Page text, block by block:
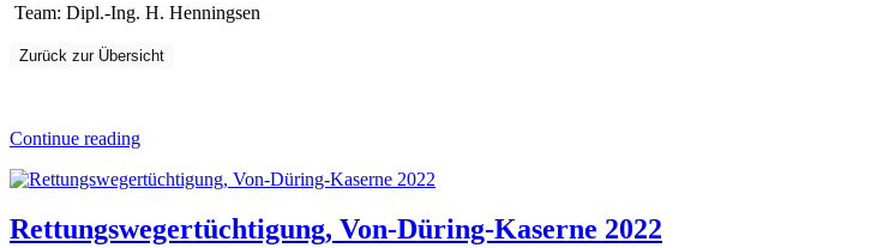
Team: Dipl.-Ing. H. Henningsen
Zurück zur Übersicht
Continue reading
Rettungswegertüchtigung, Von-Düring-Kaserne 2022